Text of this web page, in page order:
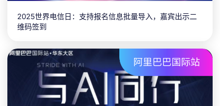
2025世界电信日：支持报名信息批量导入，嘉宾出示二
维码签到